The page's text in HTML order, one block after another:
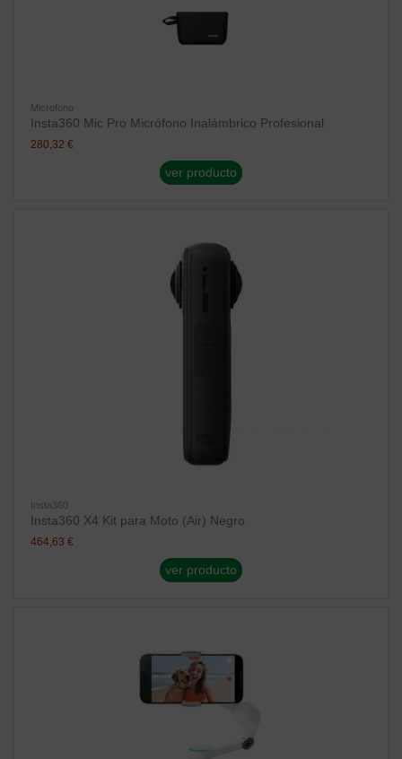
Microfono
Insta360 Mic Pro Micrófono Inalámbrico Profesional
280,32 €
ver producto
Insta360
Insta360 X4 Kit para Moto (Air) Negro
464,63 €
ver producto